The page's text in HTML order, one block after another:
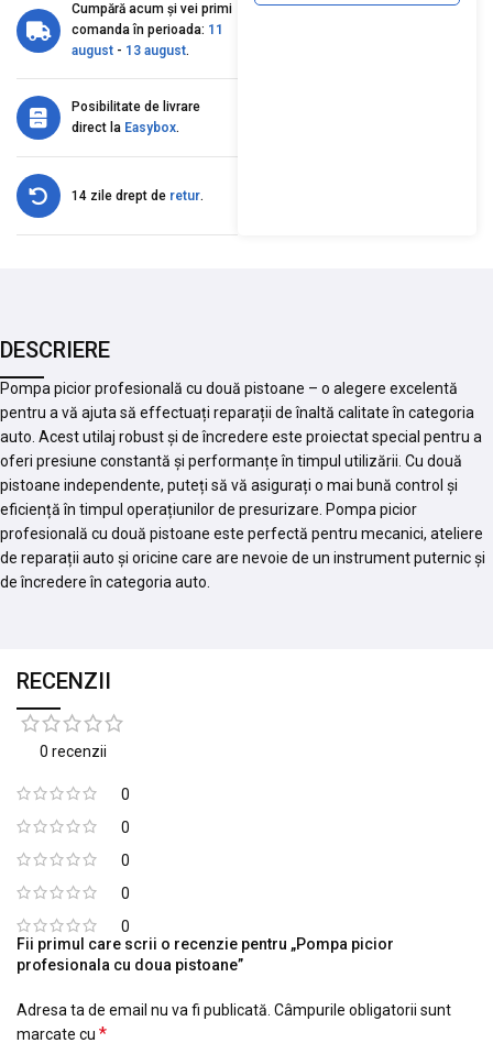
Cumpără acum și vei primi
comanda în perioada: 11
august - 13 august.
Posibilitate de livrare
direct la Easybox.
14 zile drept de retur.
DESCRIERE
Pompa picior profesională cu două pistoane – o alegere excelentă
pentru a vă ajuta să effectuați reparații de înaltă calitate în categoria
auto. Acest utilaj robust și de încredere este proiectat special pentru a
oferi presiune constantă și performanțe în timpul utilizării. Cu două
pistoane independente, puteți să vă asigurați o mai bună control și
eficiență în timpul operațiunilor de presurizare. Pompa picior
profesională cu două pistoane este perfectă pentru mecanici, ateliere
de reparații auto și oricine care are nevoie de un instrument puternic și
de încredere în categoria auto.
RECENZII
0 recenzii
0
0
0
0
0
Fii primul care scrii o recenzie pentru „Pompa picior
profesionala cu doua pistoane”
Adresa ta de email nu va fi publicată. Câmpurile obligatorii sunt
marcate cu *